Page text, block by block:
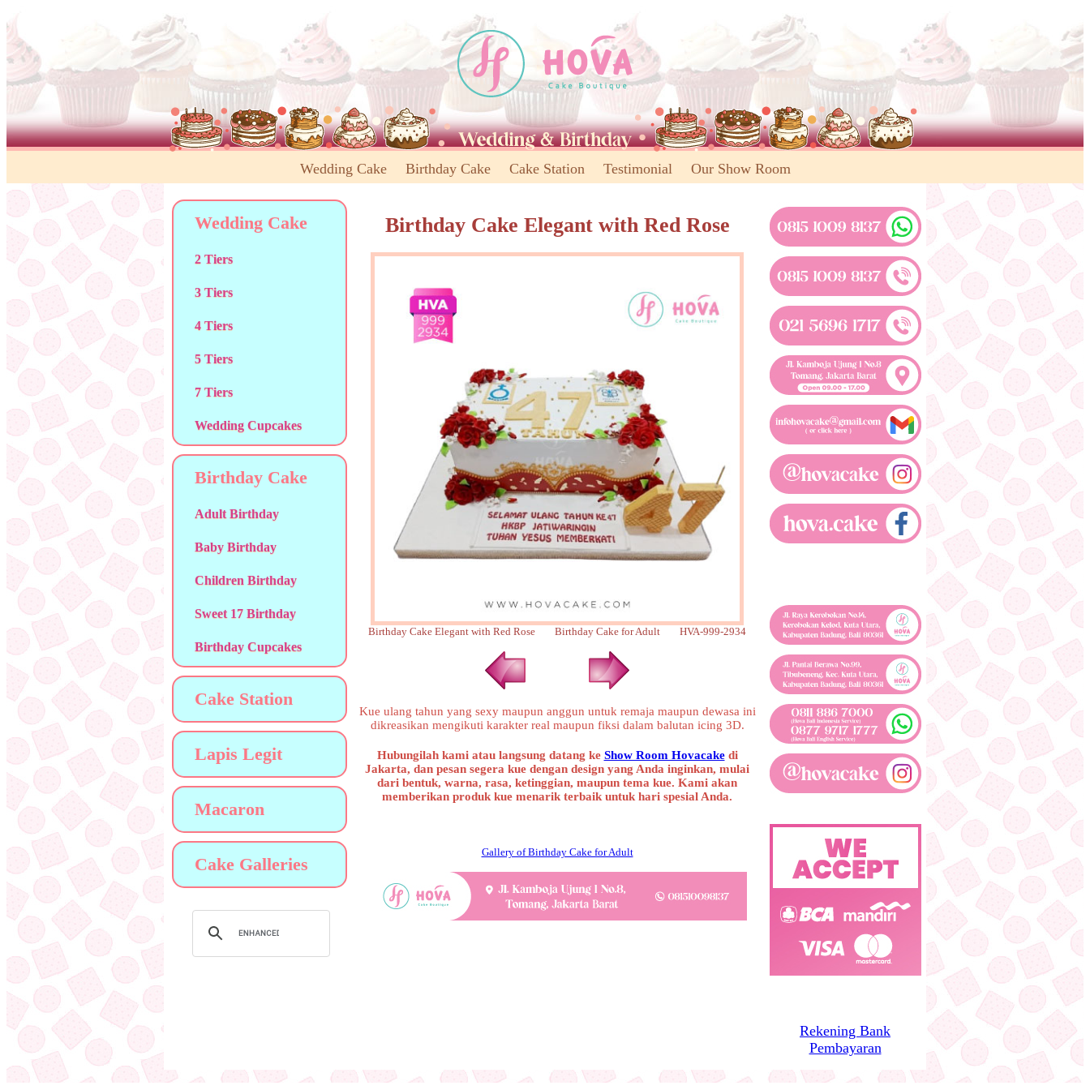
Wedding Cake Birthday Cake Cake Station Testimonial Our Show Room
Wedding Cake
2 Tiers
3 Tiers
4 Tiers
5 Tiers
7 Tiers
Wedding Cupcakes
Birthday Cake
Adult Birthday
Baby Birthday
Children Birthday
Sweet 17 Birthday
Birthday Cupcakes
Cake Station
Lapis Legit
Macaron
Cake Galleries
Birthday Cake Elegant with Red Rose
Birthday Cake Elegant with Red Rose Birthday Cake for Adult HVA-999-2934
Kue ulang tahun yang sexy maupun anggun untuk remaja maupun dewasa ini
dikreasikan mengikuti karakter real maupun fiksi dalam balutan icing 3D.
Hubungilah kami atau langsung datang ke Show Room Hovacakedi
Jakarta, dan pesan segera kue dengan design yang Anda inginkan, mulai
dari bentuk, warna, rasa, ketinggian, maupun tema kue. Kami akan
memberikan produk kue menarik terbaik untuk hari spesial Anda.
Gallery of Birthday Cake for Adult
Rekening Bank
Pembayaran